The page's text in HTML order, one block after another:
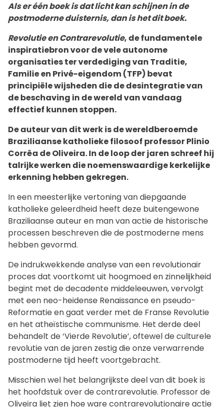
Als er één boek is dat licht kan schijnen in de
postmoderne duisternis, dan is het dit boek.
Revolutie en Contrarevolutie, de fundamentele
inspiratiebron voor de vele autonome
organisaties ter verdediging van Traditie,
Familie en Privé-eigendom (TFP) bevat
principiële wijsheden die de desintegratie van
de beschaving in de wereld van vandaag
effectief kunnen stoppen.
De auteur van dit werk is de wereldberoemde
Braziliaanse katholieke filosoof professor Plinio
Corrêa de Oliveira. In de loop der jaren schreef hij
talrijke werken die noemenswaardige kerkelijke
erkenning hebben gekregen.
In een meesterlijke vertoning van diepgaande
katholieke geleerdheid heeft deze buitengewone
Braziliaanse auteur en man van actie de historische
processen beschreven die de postmoderne mens
hebben gevormd.
De indrukwekkende analyse van een revolutionair
proces dat voortkomt uit hoogmoed en zinnelijkheid
begint met de decadente middeleeuwen, vervolgt
met een neo-heidense Renaissance en pseudo-
Reformatie en gaat verder met de Franse Revolutie
en het atheïstische communisme. Het derde deel
behandelt de ‘Vierde Revolutie’, oftewel de culturele
revolutie van de jaren zestig die onze verwarrende
postmoderne tijd heeft voortgebracht.
Misschien wel het belangrijkste deel van dit boek is
het hoofdstuk over de contrarevolutie. Professor de
Oliveira liet zien hoe ware contrarevolutionaire actie